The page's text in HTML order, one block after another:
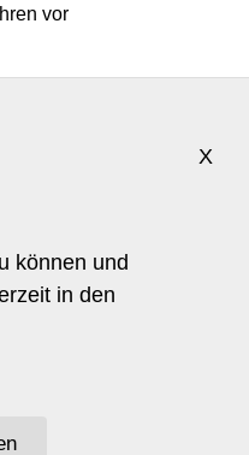
vor
X
können und
in den